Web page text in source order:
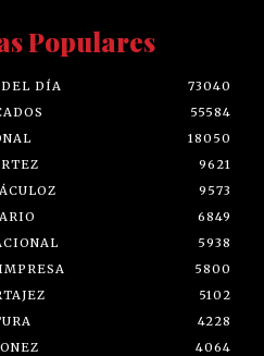
Populares
DÍA
73040
55584
18050
9621
9573
6849
5938
5800
5102
4228
4064